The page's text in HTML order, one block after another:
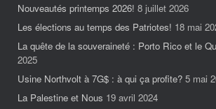
Nouveautés printemps 2026! 8 juillet 2026
Les élections au temps des Patriotes! 18 mai
La quête de la souveraineté : Porto Rico et le
2025
Usine Northvolt à 7G$ : à qui ça profite? 5 mai
La Palestine et Nous 19 avril 2024